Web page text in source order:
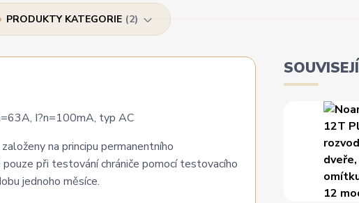
PRODUKTY KATEGORIE 2
I?n=100mA, typ AC
na principu permanentního
při testování chrániče pomocí testovacího
jednoho měsíce.